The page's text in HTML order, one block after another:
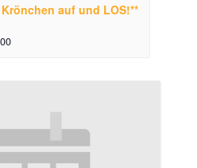
auf und LOS!**